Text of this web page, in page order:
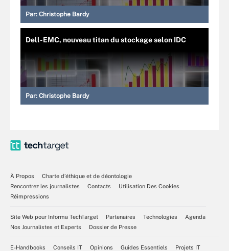
Par: Christophe Bardy
Dell-EMC, nouveau titan du stockage selon IDC
Par: Christophe Bardy
À Propos
Charte d’éthique et de déontologie
Rencontrez les journalistes
Contacts
Utilisation Des Cookies
Réimpressions
Site Web pour Informa TechTarget Partenaires Technologies
Agenda
Nos Journalistes et Experts
Dossier de Presse
E-Handbooks Conseils IT Opinions Guides Essentiels Projets IT